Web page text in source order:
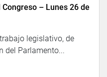
– Lunes 26 de
legislativo, de
del Parlamento...